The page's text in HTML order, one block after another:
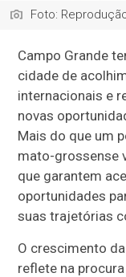
Foto:
Campo Grande
cidade de
internacionais e
novas
Mais do que um
mato-grossense
que garantem
oportunidades
suas trajetórias
O crescimento
reflete na